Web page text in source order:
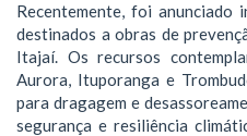
Recentemente, foi anunciado
destinados a obras de
Itajaí. Os recursos
Aurora, Ituporanga e
para dragagem e
segurança e resiliência